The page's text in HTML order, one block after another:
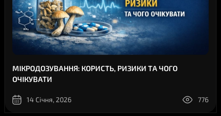
МІКРОДОЗУВАННЯ: КОРИСТЬ, РИЗИКИ ТА ЧОГО
ОЧІКУВАТИ
14 Січня, 2026 776